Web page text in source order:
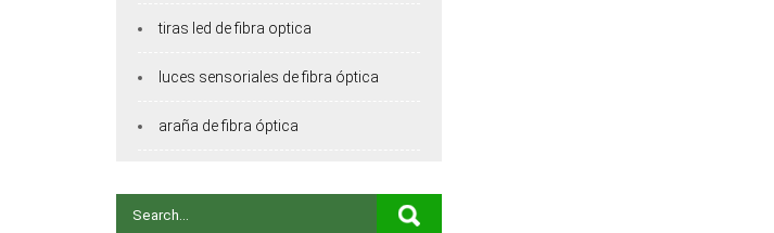
tiras led de fibra optica
luces sensoriales de fibra óptica
araña de fibra óptica